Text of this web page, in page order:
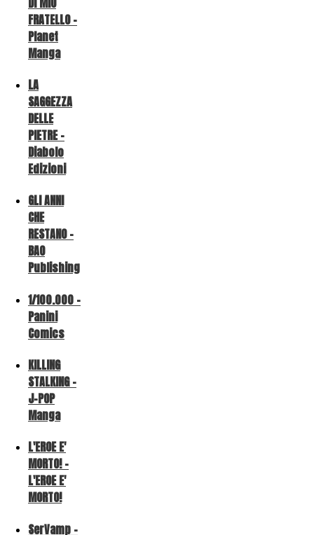
FRATELLO -
Planet
Manga
LA
SAGGEZZA
DELLE
PIETRE -
Diabolo
Edizioni
GLI ANNI
CHE
RESTANO -
BAO
Publishing
1/100.000 -
Panini
Comics
KILLING
STALKING -
J-POP
Manga
L'EROE E'
MORTO! -
L'EROE E'
MORTO!
SerVamp -